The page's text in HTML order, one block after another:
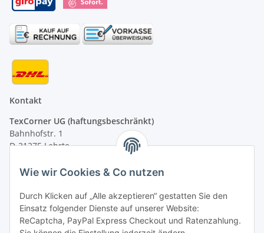
Kontakt
TexCorner UG (haftungsbeschränkt)
Bahnhofstr. 1
D-31275 Lehrte
Montag - Freitag
von 09:00 - 13:00 Uhr
telefonisch erreichbar
Tel: +49 (0) 5132 8230689
Fax: +49 (0) 5132 8230693
Wie wir Cookies & Co nutzen
Durch Klicken auf „Alle akzeptieren“ gestatten Sie den
Einsatz folgender Dienste auf unserer Website:
ReCaptcha, PayPal Express Checkout und Ratenzahlung.